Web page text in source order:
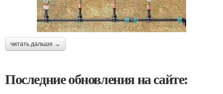
читать дальше →
Последние обновления на сайте: